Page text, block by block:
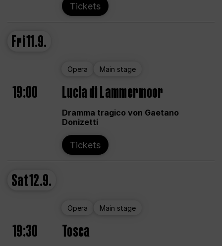
Tickets
Fri11.9.
Opera Main stage
19:00 Lucia di Lammermoor
Dramma tragico von Gaetano
Donizetti
Tickets
Sat12.9.
Opera Main stage
19:30 Tosca